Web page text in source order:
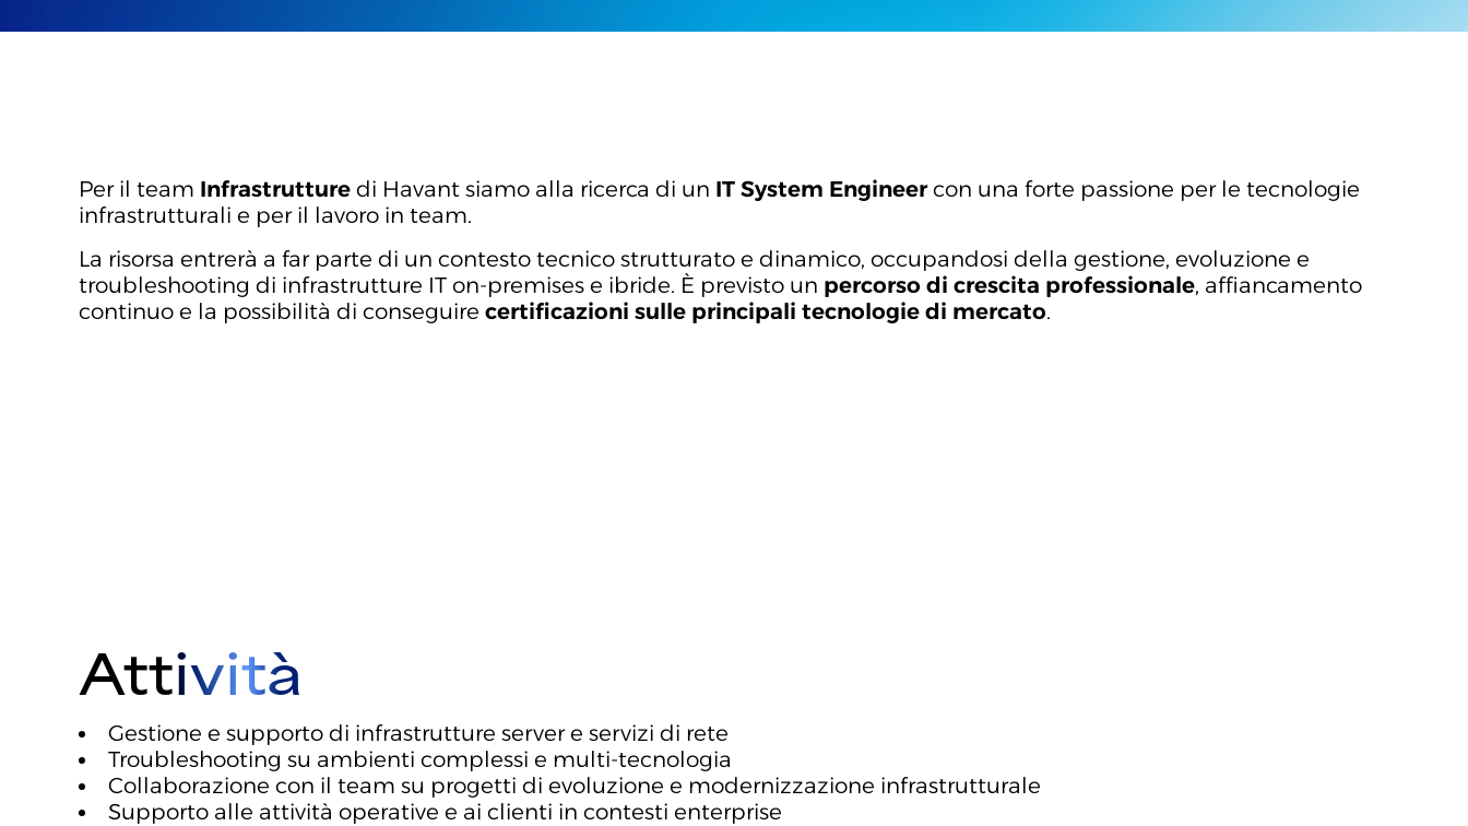
Per il team Infrastrutture di Havant siamo alla ricerca di un IT System Engineercon una forte passione per le tecnologie
infrastrutturali e per il lavoro in team.
La risorsa entrerà a far parte di un contesto tecnico strutturato e dinamico, occupandosi della gestione, evoluzione e
troubleshooting di infrastrutture IT on-premises e ibride. È previsto un percorso di crescita professionale, affiancamento
continuo e la possibilità di conseguire certificazioni sulle principali tecnologie di mercato.
Attività
Gestione e supporto di infrastrutture server e servizi di rete
Troubleshooting su ambienti complessi e multi-tecnologia
Collaborazione con il team su progetti di evoluzione e modernizzazione infrastrutturale
Supporto alle attività operative e ai clienti in contesti enterprise